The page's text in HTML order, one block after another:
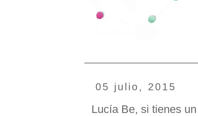
05 julio, 2015
Lucía Be, si tienes